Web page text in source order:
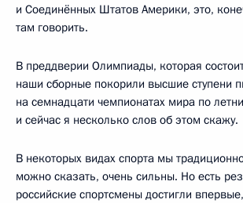
и Соединённых Штатов Америки, это,
там говорить.
В преддверии Олимпиады, которая
наши сборные покорили высшие ступени
на семнадцати чемпионатах мира по
и сейчас я несколько слов об этом скажу.
В некоторых видах спорта мы
можно сказать, очень сильны. Но есть
российские спортсмены достигли